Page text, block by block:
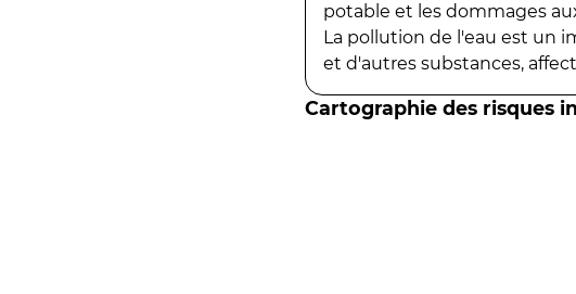
potable et les dommages
La pollution de l'eau est un
et d'autres substances,
Cartographie des risques